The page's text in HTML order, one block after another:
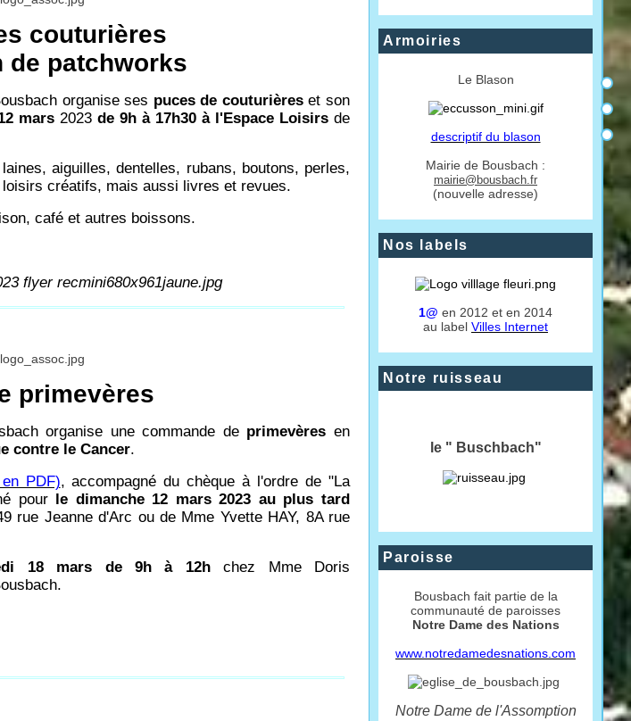
couturières
de patchworks
organise ses puces de couturièreset son
mars 2023 de 9h à 17h30 à l'Espace Loisirs de
aiguilles, dentelles, rubans, boutons, perles,
créatifs, mais aussi livres et revues.
café et autres boissons.
primevères
organise une commande de primevères en
contre le Cancer.
PDF), accompagné du chèque à l'ordre de "La
pour le dimanche 12 mars 2023 au plus tard
rue Jeanne d'Arc ou de Mme Yvette HAY, 8A rue
18 mars de 9h à 12hchez Mme Doris
Armoiries
Le Blason
descriptif du blason
Mairie de Bousbach :
mairie@bousbach.fr
(nouvelle adresse)
Nos labels
1@ en 2012 et en 2014
au label Villes Internet
Notre ruisseau
le " Buschbach"
Paroisse
Bousbach fait partie de la
communauté de paroisses
Notre Dame des Nations
www.notredamedesnations.com
Notre Dame de l'Assomption